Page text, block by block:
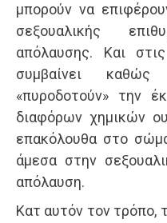
μπορούν να
σεξουαλικής
απόλαυσης. Και
συμβαίνει
«πυροδοτούν» την
διαφόρων χημικών
επακόλουθα στο
άμεσα στην
απόλαυση.
Κατ αυτόν τον τρόπο,